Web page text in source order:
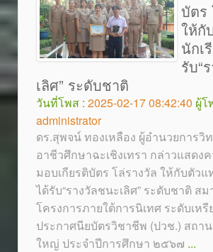
บัตร
ให้กั
นักเ
รับ“
เลิศ” ระดับชาติ
วันที่โพส : 2025-02-17 08:42:40 ผู้โ
administrator
ดร.สุพจน์ ทองเหลือง ผู้อำนวยการวิ
อาชีวศึกษาฉะเชิงเทรา กล่าวแสดง
มอบเกียรติบัตร โล่รางวัล ให้กับตัว
ได้รับ“รางวัลชนะเลิศ” ระดับชาติ ส
โครงการภายใต้การนิเทศ ระดับเห
ประกาศนียบัตรวิชาชีพ (ปวช.) สถา
ใหญ่ ประจำปีการศึกษา ๒๕๖๗ ...